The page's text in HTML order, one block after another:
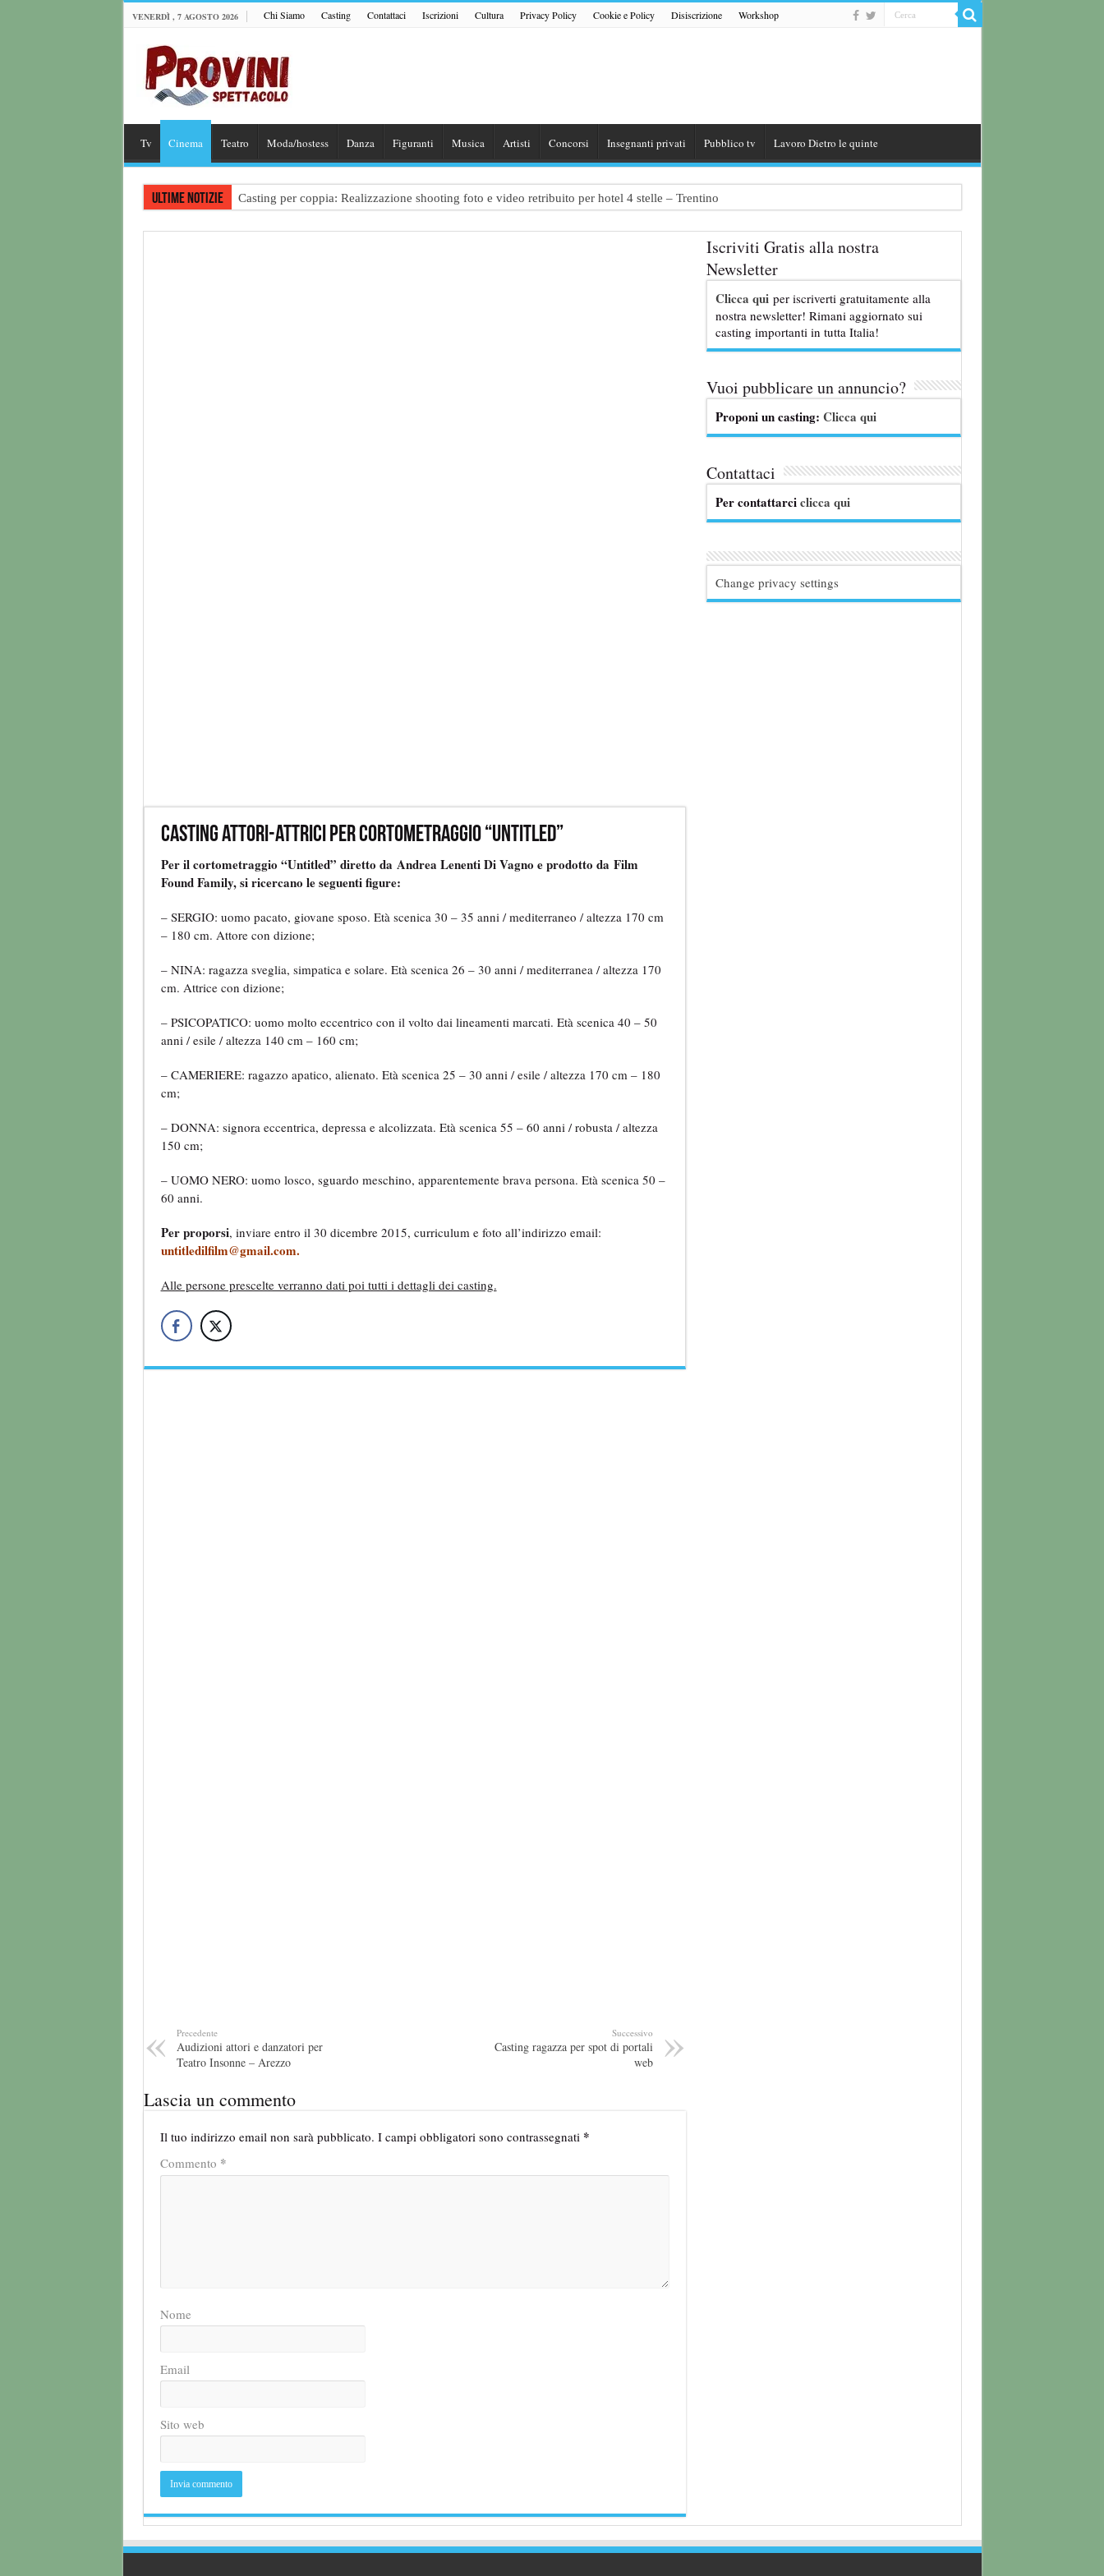
VENERDÌ , 7 AGOSTO 2026 Chi Siamo Casting Contattaci Iscrizioni Cultura Privacy Policy Cookie e Policy Disiscrizione Workshop
Tv Cinema Teatro Moda/hostess Danza Figuranti Musica Artisti Concorsi Insegnanti privati Pubblico tv Lavoro Dietro le quinte
Ultime notizie Casting per coppia: Realizzazione shooting foto e video retribuito per hotel 4 stelle – Trentino
Casting film horror internazionale “Gaming Disorder”: si cercano ragazzi e ragazze tra i 16 e i 18 anni
Casting attori-attrici per cortometraggio “Untitled”
Per il cortometraggio “Untitled” diretto da Andrea Lenenti Di Vagno e prodotto da Film
Found Family, si ricercano le seguenti figure:
– SERGIO: uomo pacato, giovane sposo. Età scenica 30 – 35 anni / mediterraneo / altezza 170 cm
– 180 cm. Attore con dizione;
– NINA: ragazza sveglia, simpatica e solare. Età scenica 26 – 30 anni / mediterranea / altezza 170
cm. Attrice con dizione;
– PSICOPATICO: uomo molto eccentrico con il volto dai lineamenti marcati. Età scenica 40 – 50
anni / esile / altezza 140 cm – 160 cm;
– CAMERIERE: ragazzo apatico, alienato. Età scenica 25 – 30 anni / esile / altezza 170 cm – 180
cm;
– DONNA: signora eccentrica, depressa e alcolizzata. Età scenica 55 – 60 anni / robusta / altezza
150 cm;
– UOMO NERO: uomo losco, sguardo meschino, apparentemente brava persona. Età scenica 50 –
60 anni.
Per proporsi, inviare entro il 30 dicembre 2015, curriculum e foto all’indirizzo email:
untitledilfilm@gmail.com.
Alle persone prescelte verranno dati poi tutti i dettagli dei casting.
Precedente
Audizioni attori e danzatori per
Teatro Insonne – Arezzo
Successivo
Casting ragazza per spot di portali
web
Lascia un commento
Il tuo indirizzo email non sarà pubblicato. I campi obbligatori sono contrassegnati *
Commento *
Nome
Email
Sito web
Iscriviti Gratis alla nostra
Newsletter
Clicca qui per iscriverti gratuitamente alla
nostra newsletter! Rimani aggiornato sui
casting importanti in tutta Italia!
Vuoi pubblicare un annuncio?
Proponi un casting: Clicca qui
Contattaci
Per contattarciclicca qui
Change privacy settings